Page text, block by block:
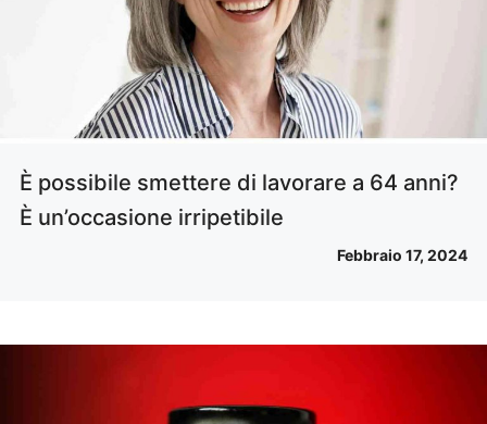
È possibile smettere di lavorare a 64 anni?
È un’occasione irripetibile
Febbraio 17, 2024